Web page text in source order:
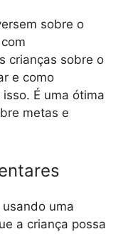
sobre o
crianças sobre o
e como
É uma ótima
metas e
uma
a criança possa